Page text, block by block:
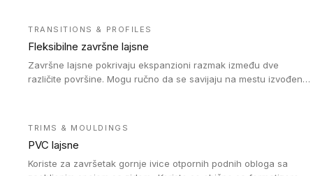
TRANSITIONS & PROFILES
Fleksibilne završne lajsne
Završne lajsne pokrivaju ekspanzioni razmak između dve
različite površine. Mogu ručno da se savijaju na mestu izvođenja
(kompaktni i akustički), kao i sa podnim oblogama od linoleuma.
TRIMS & MOULDINGS
PVC lajsne
Koriste za završetak gornje ivice otpornih podnih obloga sa